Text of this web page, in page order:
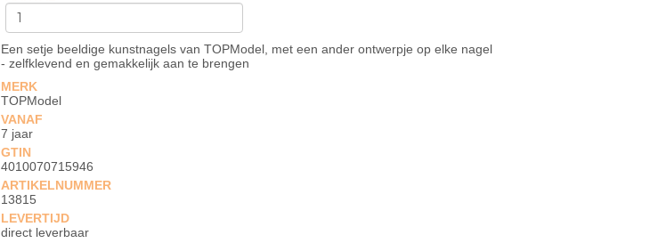
Een setje beeldige kunstnagels van TOPModel, met een ander ontwerpje op elke nagel
- zelfklevend en gemakkelijk aan te brengen
MERK
TOPModel
VANAF
7 jaar
GTIN
4010070715946
ARTIKELNUMMER
13815
LEVERTIJD
direct leverbaar